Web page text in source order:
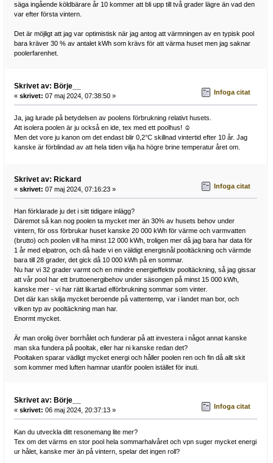
säga ingående köldbärare år 10 kommer att bli upp till två grader lägre än vad den
var efter första vintern.
Det är möjligt att jag var optimistisk när jag antog att värmningen av en typisk pool
bara kräver 30 % av antalet kWh som krävs för att värma huset men jag saknar
poolerfarenhet.
Skrivet av: Börje__
« skrivet: 07 maj 2024, 07:38:50 » Infoga citat
Ja, jag lurade på betydelsen av poolens förbrukning relativt husets.
Att isolera poolen är ju också en ide, tex med ett poolhus! ☺️
Men det vore ju kanon om det endast blir 0,2°C skillnad vintertid efter 10 år. Jag
kanske är förblindad av att hela tiden vilja ha högre brine temperatur året om.
Skrivet av: Rickard
« skrivet: 07 maj 2024, 07:16:23 » Infoga citat
Han förklarade ju det i sitt tidigare inlägg?
Däremot så kan nog poolen ta mycket mer än 30% av husets behov under
vintern, för oss förbrukar huset kanske 20 000 kWh för värme och varmvatten
(brutto) och poolen vill ha minst 12 000 kWh, troligen mer då jag bara har data för
1 år med elpatron, och då hade vi en väldigt energisnål pooltäckning och värmde
bara till 28 grader, det gick då 10 000 kWh på en sommar.
Nu har vi 32 grader varmt och en mindre energieffektiv pooltäckning, så jag gissar
att vår pool har ett bruttoenergibehov under säsongen på minst 15 000 kWh,
kanske mer - vi har rätt likartad elförbrukning sommar som vinter.
Det där kan skilja mycket beroende på vattentemp, var i landet man bor, och
vilken typ av pooltäckning man har.
Enormt mycket.
Är man orolig över borrhålet och funderar på att investera i något annat kanske
man ska fundera på pooltak, eller har ni kanske redan det?
Pooltaken sparar vädligt mycket energi och håller poolen ren och fin då allt skit
som kommer med luften hamnar utanför poolen istället för inuti.
Skrivet av: Börje__
« skrivet: 06 maj 2024, 20:37:13 » Infoga citat
Kan du utveckla ditt resonemang lite mer?
Tex om det värms en stor pool hela sommarhalvåret och vpn suger mycket energi
ur hålet, kanske mer än på vintern, spelar det ingen roll?